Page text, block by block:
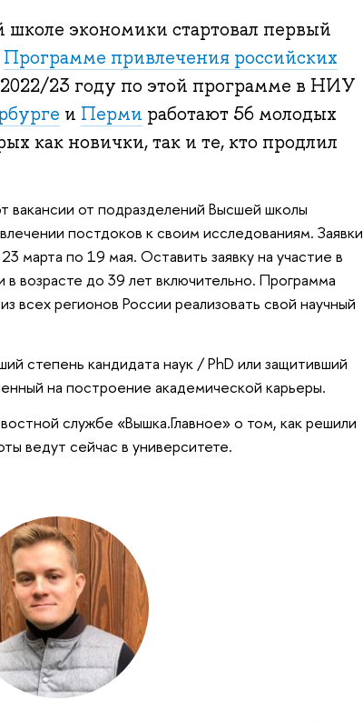
экономики стартовал первый
Программе привлечения российских
23 году по этой программе в НИУ
и Перми работают 56 молодых
как новички, так и те, кто продлил
вакансии от подразделений Высшей школы
постдоков к своим исследованиям. Заявки
марта по 19 мая. Оставить заявку на участие в
возрасте до 39 лет включительно. Программа
всех регионов России реализовать свой научный
степень кандидата наук / PhD или защитивший
на построение академической карьеры.
службе «Вышка.Главное» о том, как решили
ведут сейчас в университете.